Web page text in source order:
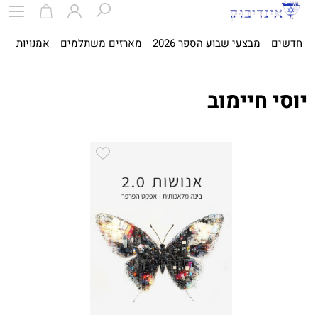
חדשים מבצעי שבוע הספר 2026 מארזים משתלמים אמנויות
יוסי חיימוב